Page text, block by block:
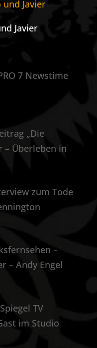
Javier
7 Newstime
„Die
– Überleben in
zum Tode
–
– Andy Engel
TV
im Studio